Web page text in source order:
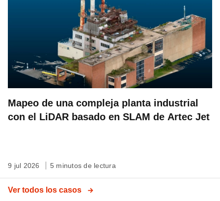
Mapeo de una compleja planta industrial
con el LiDAR basado en SLAM de Artec Jet
9 jul 2026 5 minutos de lectura
Ver todos los casos